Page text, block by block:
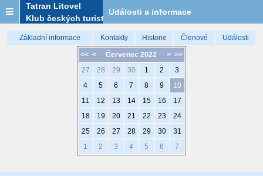
Tatran Litovel
Klub českých turistů
Události a informace
Základní informace Kontakty Historie Členové Události
<< < > >>
Červenec 2022
27
28 29 30 1 2
3
4
5 6 7 8 9
10
11
12 13 14 15 16
17
18
19 20 21 22 23
24
25
26 27 28 29 30
31
1
2 3 4 5 6 7